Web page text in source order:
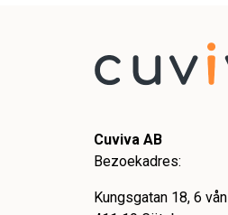
Cuviva AB
Bezoekadres:
Kungsgatan 18, 6 vån